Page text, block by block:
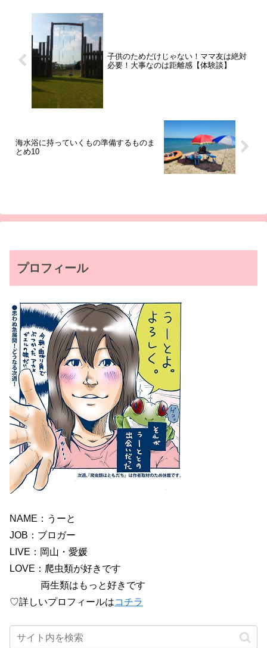
子供のためだけじゃない！ママ友は絶対
必要！大事なのは距離感【体験談】
海水浴に持っていくもの準備するものま
とめ10
プロフィール
NAME：うーと
JOB：ブロガー
LIVE：岡山・愛媛
LOVE：爬虫類が好きです
両生類はもっと好きです
♡詳しいプロフィールはコチラ